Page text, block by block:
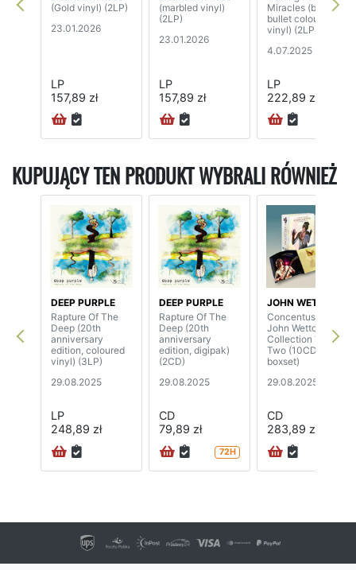
(Gold vinyl) (2LP)
23.01.2026
LP
157,89 zł
(marbled vinyl)
(2LP)
23.01.2026
LP
157,89 zł
Miracles (blade
bullet coloured
vinyl) (2LP)
4.07.2025
LP
222,89 zł
KUPUJĄCY TEN PRODUKT WYBRALI RÓWNIEŻ
DEEP PURPLE
Rapture Of The
Deep (20th
anniversary
edition, coloured
vinyl) (3LP)
29.08.2025
LP
248,89 zł
DEEP PURPLE
Rapture Of The
Deep (20th
anniversary
edition, digipak)
(2CD)
29.08.2025
CD
79,89 zł
72H
JOHN WETTON
Concentus - The
John Wetton Live
Collection Volume
Two (10CD
boxset)
29.08.2025
CD
283,89 zł